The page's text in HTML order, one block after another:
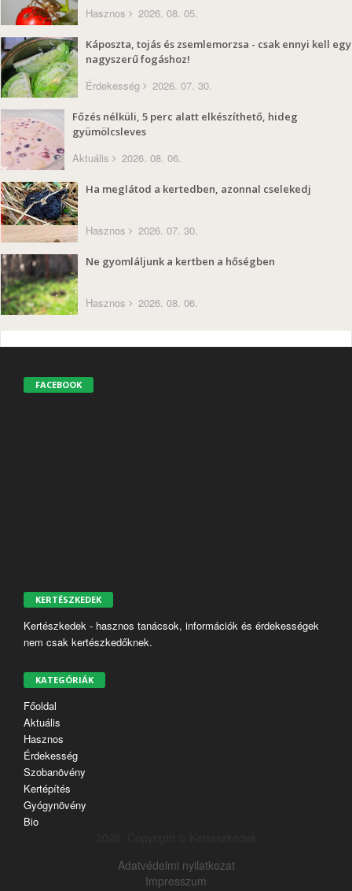
Hasznos 2026. 08. 05.
Káposzta, tojás és zsemlemorzsa - csak ennyi kell egy
nagyszerű fogáshoz!
Érdekesség 2026. 07. 30.
Főzés nélküli, 5 perc alatt elkészíthető, hideg
gyümölcsleves
Aktuális 2026. 08. 06.
Ha meglátod a kertedben, azonnal cselekedj
Hasznos 2026. 07. 30.
Ne gyomláljunk a kertben a hőségben
Hasznos 2026. 08. 06.
FACEBOOK
KERTÉSZKEDEK
Kertészkedek - hasznos tanácsok, információk és érdekességek
nem csak kertészkedőknek.
KATEGÓRIÁK
Főoldal
Aktuális
Hasznos
Érdekesség
Szobanövény
Kertépítés
Gyógynövény
Bio
Adatvédelmi nyilatkozat
Impresszum